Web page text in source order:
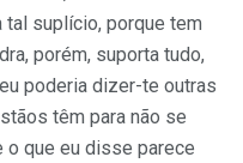
tal suplício, porque tem
porém, suporta tudo,
poderia dizer-te outras
têm para não se
que eu disse parece